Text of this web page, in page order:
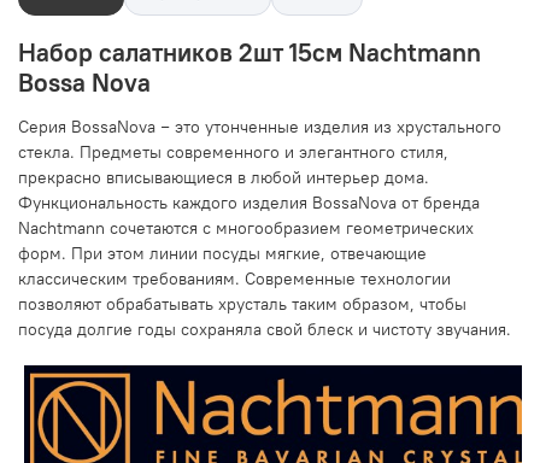
Набор салатников 2шт 15см Nachtmann
Bossa Nova
Серия BossaNova − это утонченные изделия из хрустального
стекла. Предметы современного и элегантного стиля,
прекрасно вписывающиеся в любой интерьер дома.
Функциональность каждого изделия BossaNova от бренда
Nachtmann сочетаются с многообразием геометрических
форм. При этом линии посуды мягкие, отвечающие
классическим требованиям. Современные технологии
позволяют обрабатывать хрусталь таким образом, чтобы
посуда долгие годы сохраняла свой блеск и чистоту звучания.